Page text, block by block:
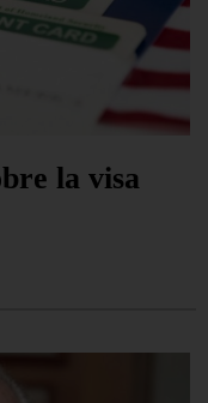
la visa